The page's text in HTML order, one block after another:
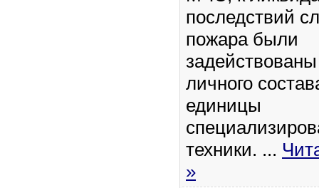
последствий
пожара были
личного
единицы
техники. ...
»